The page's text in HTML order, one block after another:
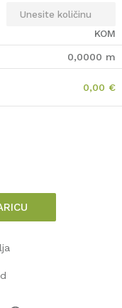
KOM
0,0000 m
0,00 €